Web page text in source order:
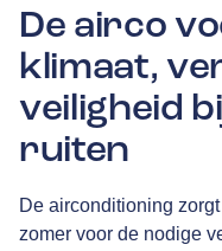
De airco
klimaat,
veiligheid
ruiten
De airconditioning
zomer voor de nodige